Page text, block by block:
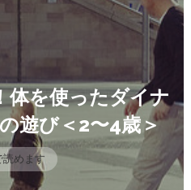
体を使ったダイナ
遊び＜2〜4歳＞
読めます